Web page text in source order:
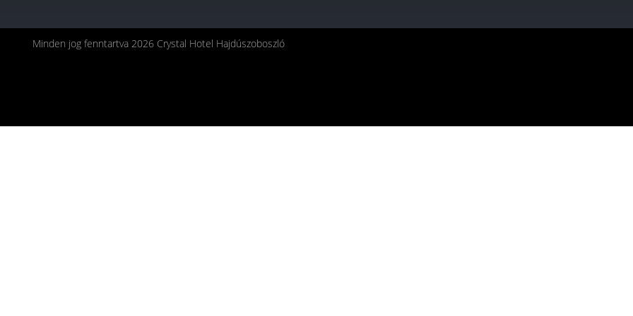
Minden jog fenntartva 2026 Crystal Hotel Hajdúszoboszló